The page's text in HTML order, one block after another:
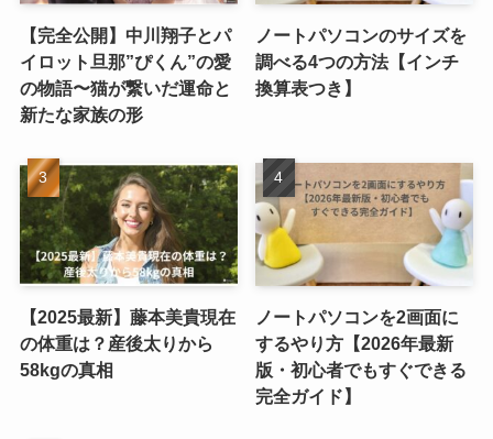
【完全公開】中川翔子とパ
イロット旦那”ぴくん”の愛
の物語〜猫が繋いだ運命と
新たな家族の形
ノートパソコンのサイズを
調べる4つの方法【インチ
換算表つき】
【2025最新】藤本美貴現在
の体重は？産後太りから
58kgの真相
ノートパソコンを2画面に
するやり方【2026年最新
版・初心者でもすぐできる
完全ガイド】